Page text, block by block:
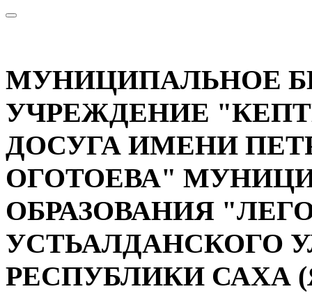
МУНИЦИПАЛЬНОЕ
УЧРЕЖДЕНИЕ
ДОСУГА ИМЕНИ
ОГОТОЕВА"
ОБРАЗОВАНИЯ
УСТЬАЛДАНСКОГО
РЕСПУБЛИКИ САХА